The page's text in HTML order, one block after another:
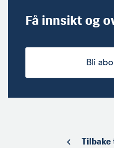
Få innsikt og
Bli
Tilbake